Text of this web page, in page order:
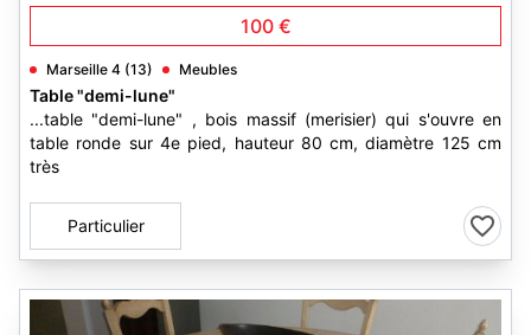
100 €
Marseille 4 (13) Meubles
Table "demi-lune"
...table "demi-lune" , bois massif (merisier) qui s'ouvre en
table ronde sur 4e pied, hauteur 80 cm, diamètre 125 cm
très
Particulier